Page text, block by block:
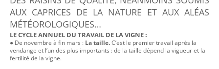
AUX CAPRICES DE LA NATURE ET AUX ALÉAS
MÉTÉOROLOGIQUES…
LE CYCLE ANNUEL DU TRAVAIL DE LA VIGNE :
● De novembre à fin mars : La taille.C’est le premier travail après la
vendange et l’un des plus importants : de la taille dépend la vigueur et la
fertilité de la vigne.